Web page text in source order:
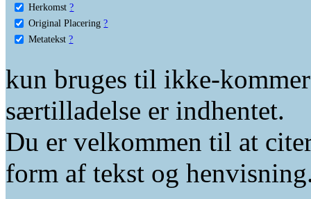
Herkomst ?
Original Placering ?
Metatekst ?
kun bruges til ikke-
særtilladelse er indhentet.
Du er velkommen til at
form af tekst og